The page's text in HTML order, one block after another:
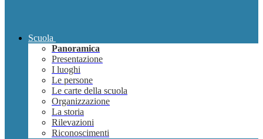
Scuola
Panoramica
Presentazione
I luoghi
Le persone
Le carte della scuola
Organizzazione
La storia
Rilevazioni
Riconoscimenti